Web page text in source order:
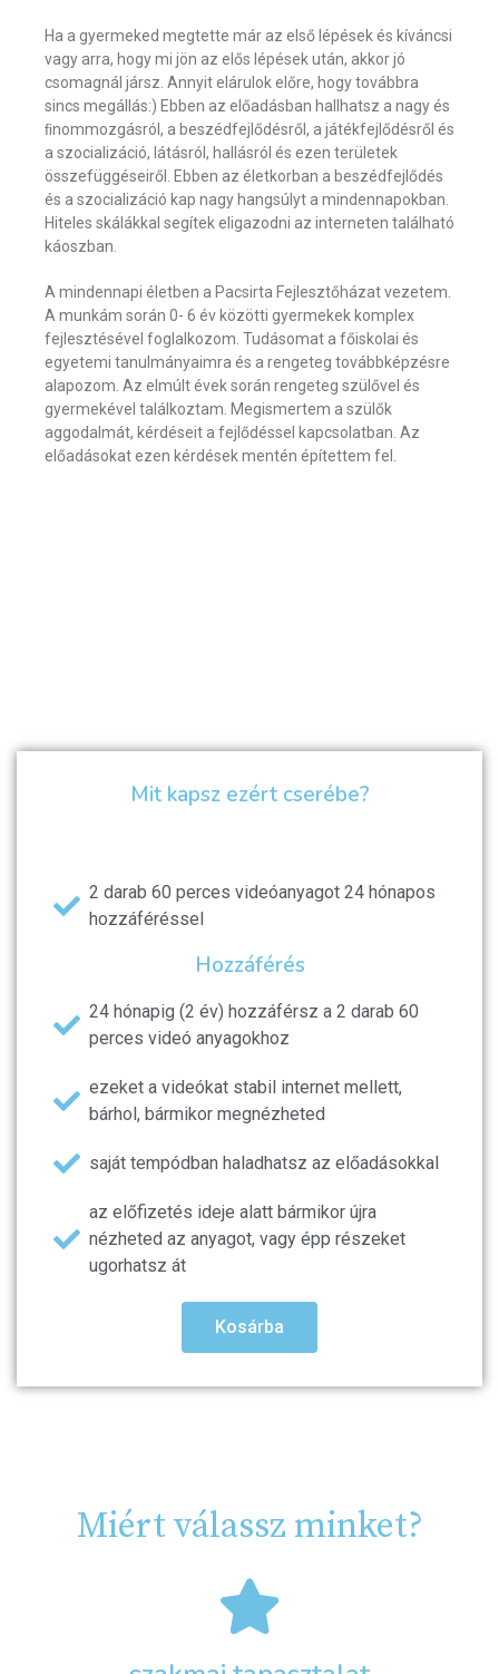
Ha a gyermeked megtette már az első lépések és kíváncsi
vagy arra, hogy mi jön az elős lépések után, akkor jó
csomagnál jársz. Annyit elárulok előre, hogy továbbra
sincs megállás:) Ebben az előadásban hallhatsz a nagy és
ﬁnommozgásról, a beszédfejlődésről, a játékfejlődésről és
a szocializáció, látásról, hallásról és ezen területek
összefüggéseiről. Ebben az életkorban a beszédfejlődés
és a szocializáció kap nagy hangsúlyt a mindennapokban.
Hiteles skálákkal segítek eligazodni az interneten található
káoszban.
A mindennapi életben a Pacsirta Fejlesztőházat vezetem.
A munkám során 0- 6 év közötti gyermekek komplex
fejlesztésével foglalkozom. Tudásomat a főiskolai és
egyetemi tanulmányaimra és a rengeteg továbbképzésre
alapozom. Az elmúlt évek során rengeteg szülővel és
gyermekével találkoztam. Megismertem a szülők
aggodalmát, kérdéseit a fejlődéssel kapcsolatban. Az
előadásokat ezen kérdések mentén építettem fel.
Mit kapsz ezért cserébe?
2 darab 60 perces videóanyagot 24 hónapos
hozzáféréssel
Hozzáférés
24 hónapig (2 év) hozzáférsz a 2 darab 60
perces videó anyagokhoz
ezeket a videókat stabil internet mellett,
bárhol, bármikor megnézheted
saját tempódban haladhatsz az előadásokkal
az előfizetés ideje alatt bármikor újra
nézheted az anyagot, vagy épp részeket
ugorhatsz át
Kosárba
Miért válassz minket?